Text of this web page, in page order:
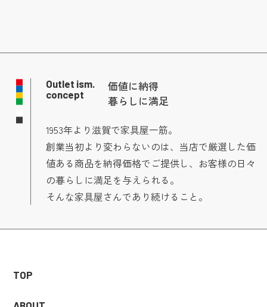
Outlet ism.
concept
価値に納得
暮らしに満足
1953年より滋賀で家具屋一筋。
創業当初より変わらないのは、当店で厳選した価
値ある商品を納得価格でご提供し、お客様の日々
の暮らしに満足を与えられる。
そんな家具屋さんであり続けること。
TOP